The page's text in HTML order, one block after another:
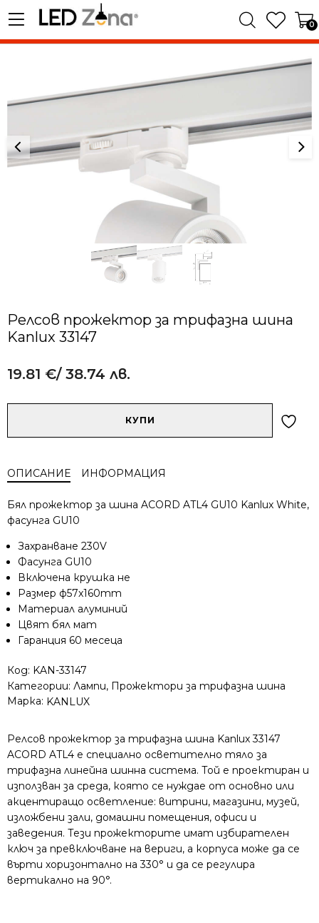
0
Релсов прожектор за трифазна шина
Kanlux 33147
19.81 €/ 38.74 лв.
за
шина
Kanlux
КУПИ
ОПИСАНИЕ ИНФОРМАЦИЯ
Бял прожектор за шина ACORD ATL4 GU10 Kanlux White,
фасунга GU10
Захранване 230V
Фасунга GU10
Включена крушка не
Размер ф57x160mm
Материал алуминий
Цвят бял мат
Гаранция 60 месеца
Код: KAN-33147
Категории: Лампи, Прожектори за трифазна шина
Марка: KANLUX
Релсов прожектор за трифазна шина Kanlux 33147
ACORD ATL4 е специално осветително тяло за
трифазна линейна шинна система. Той е проектиран и
използван за среда, която се нуждае от основно или
акцентиращо осветление: витрини, магазини, музей,
изложбени зали, домашни помещения, офиси и
заведения. Тези прожекторите имат избирателен
ключ за превключване на вериги, а корпуса може да се
върти хоризонтално на 330° и да се регулира
вертикално на 90°.